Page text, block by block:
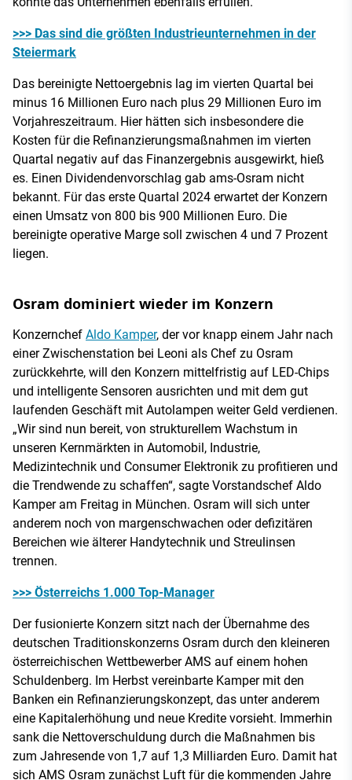
>>> Das sind die größten Industrieunternehmen in der
Steiermark
Das bereinigte Nettoergebnis lag im vierten Quartal bei
minus 16 Millionen Euro nach plus 29 Millionen Euro im
Vorjahreszeitraum. Hier hätten sich insbesondere die
Kosten für die Refinanzierungsmaßnahmen im vierten
Quartal negativ auf das Finanzergebnis ausgewirkt, hieß
es. Einen Dividendenvorschlag gab ams-Osram nicht
bekannt. Für das erste Quartal 2024 erwartet der Konzern
einen Umsatz von 800 bis 900 Millionen Euro. Die
bereinigte operative Marge soll zwischen 4 und 7 Prozent
liegen.
Osram dominiert wieder im Konzern
Konzernchef Aldo Kamper, der vor knapp einem Jahr nach
einer Zwischenstation bei Leoni als Chef zu Osram
zurückkehrte, will den Konzern mittelfristig auf LED-Chips
und intelligente Sensoren ausrichten und mit dem gut
laufenden Geschäft mit Autolampen weiter Geld verdienen.
„Wir sind nun bereit, von strukturellem Wachstum in
unseren Kernmärkten in Automobil, Industrie,
Medizintechnik und Consumer Elektronik zu profitieren und
die Trendwende zu schaffen“, sagte Vorstandschef Aldo
Kamper am Freitag in München. Osram will sich unter
anderem noch von margenschwachen oder defizitären
Bereichen wie älterer Handytechnik und Streulinsen
trennen.
>>> Österreichs 1.000 Top-Manager
Der fusionierte Konzern sitzt nach der Übernahme des
deutschen Traditionskonzerns Osram durch den kleineren
österreichischen Wettbewerber AMS auf einem hohen
Schuldenberg. Im Herbst vereinbarte Kamper mit den
Banken ein Refinanzierungskonzept, das unter anderem
eine Kapitalerhöhung und neue Kredite vorsieht. Immerhin
sank die Nettoverschuldung durch die Maßnahmen bis
zum Jahresende von 1,7 auf 1,3 Milliarden Euro. Damit hat
sich AMS Osram zunächst Luft für die kommenden Jahre